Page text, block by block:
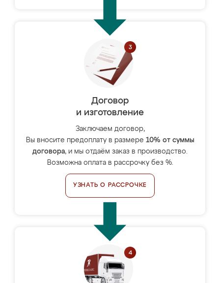
Договор
и изготовление
Заключаем договор,
Вы вносите предоплату в размере 10% от суммы
договора, и мы отдаём заказ в производство.
Возможна оплата в рассрочку без %.
УЗНАТЬ О РАССРОЧКЕ